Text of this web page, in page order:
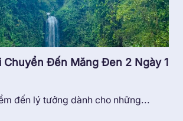
Chuyển Đến Măng Đen 2 Ngày 1
đến lý tưởng dành cho những...